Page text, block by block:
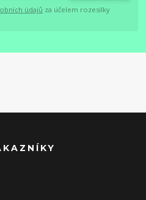
údajů za účelem rozesílky